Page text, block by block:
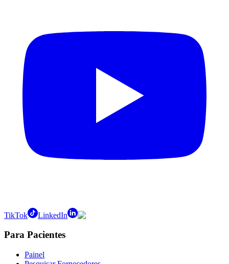
TikTok LinkedIn
Para Pacientes
Painel